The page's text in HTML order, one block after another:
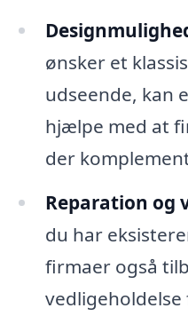
ønsker et
udseende, kan
hjælpe med at
der
Reparation og
du har
firmaer også